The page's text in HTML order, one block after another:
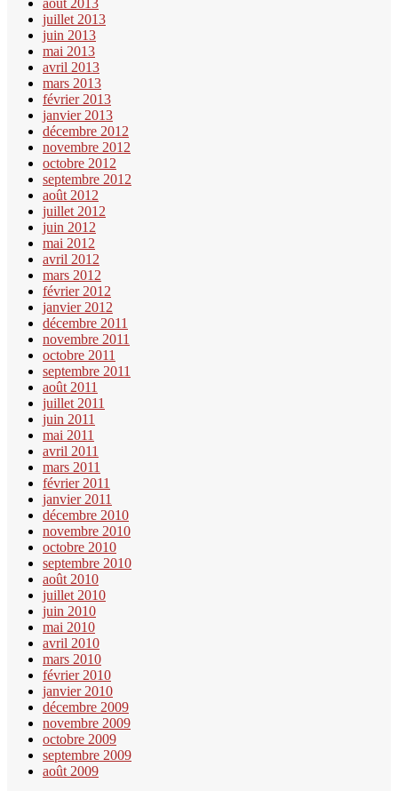
août 2013
juillet 2013
juin 2013
mai 2013
avril 2013
mars 2013
février 2013
janvier 2013
décembre 2012
novembre 2012
octobre 2012
septembre 2012
août 2012
juillet 2012
juin 2012
mai 2012
avril 2012
mars 2012
février 2012
janvier 2012
décembre 2011
novembre 2011
octobre 2011
septembre 2011
août 2011
juillet 2011
juin 2011
mai 2011
avril 2011
mars 2011
février 2011
janvier 2011
décembre 2010
novembre 2010
octobre 2010
septembre 2010
août 2010
juillet 2010
juin 2010
mai 2010
avril 2010
mars 2010
février 2010
janvier 2010
décembre 2009
novembre 2009
octobre 2009
septembre 2009
août 2009